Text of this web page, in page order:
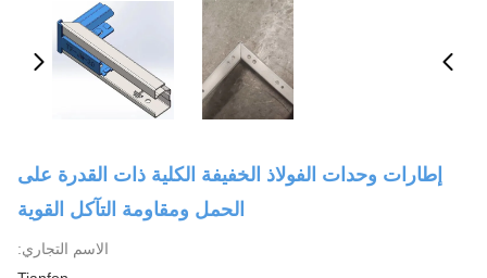
إطارات وحدات الفولاذ الخفيفة الكلية ذات القدرة على
الحمل ومقاومة التآكل القوية
الاسم التجاري: